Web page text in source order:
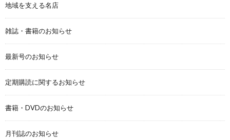
地域を支える名店
雑誌・書籍のお知らせ
最新号のお知らせ
定期購読に関するお知らせ
書籍・DVDのお知らせ
月刊誌のお知らせ